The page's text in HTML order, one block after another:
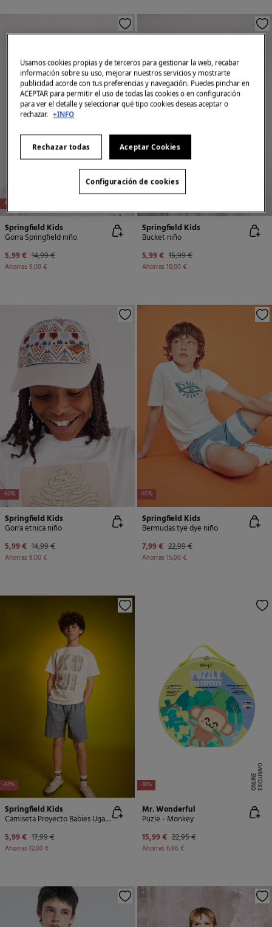
-60%
Springfield Kids
Gorra Springfield niño
5,99 € 14,99 €
Ahorras 9,00 €
Springfield Kids
Bucket niño
5,99 € 15,99 €
Ahorras 10,00 €
-60%
Springfield Kids
Gorra etnica niño
5,99 € 14,99 €
Ahorras 9,00 €
-65%
Springfield Kids
Bermudas tye dye niño
7,99 € 22,99 €
Ahorras 15,00 €
-67%
Springfield Kids
Camiseta Proyecto Babies Uganda
5,99 € 17,99 €
Ahorras 12,00 €
-30% E
X
C
L
U
SI
V
O
O
N
LI
N
E
Mr. Wonderful
Puzle - Monkey
15,99 € 22,95 €
Ahorras 6,96 €
Usamos cookies propias y de terceros para gestionar la web, recabar
información sobre su uso, mejorar nuestros servicios y mostrarte
publicidad acorde con tus preferencias y navegación. Puedes pinchar en
ACEPTAR para permitir el uso de todas las cookies o en configuración
para ver el detalle y seleccionar qué tipo cookies deseas aceptar o
rechazar. +INFO
Rechazar todas Aceptar Cookies
Configuración de cookies